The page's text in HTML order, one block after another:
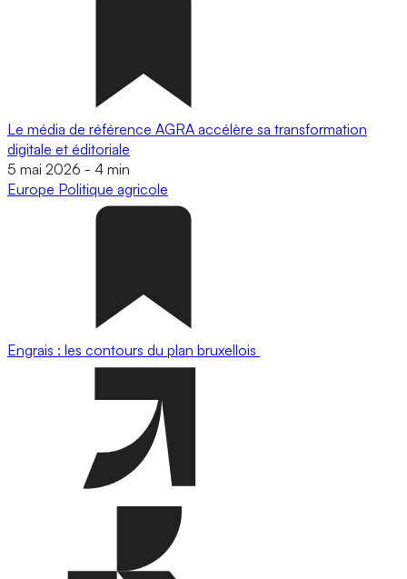
Le média de référence AGRA accélère sa transformation
digitale et éditoriale
5 mai 2026 - 4 min
Europe Politique agricole
Engrais : les contours du plan bruxellois